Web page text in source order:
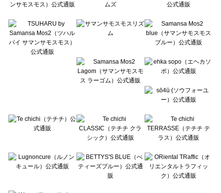
Te chichi CLASSIC（テチチ クラシック）の一覧
Lugnoncure（ルノンキュール）の一覧
BETTY'S BLUE（べティーズブルー）の一覧
Wpc.（ワールドパーティー）の一覧